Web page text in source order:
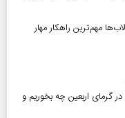
مهم‌ترین راهکار مهار
تغذیه‌ای برای زائران اربعین ۱۴۰۵ | در گرمای اربعین چه بخوریم و